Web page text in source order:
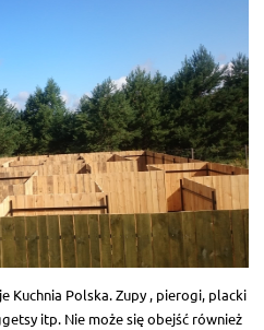
Kuchnia Polska. Zupy , pierogi, placki
itp. Nie może się obejść również